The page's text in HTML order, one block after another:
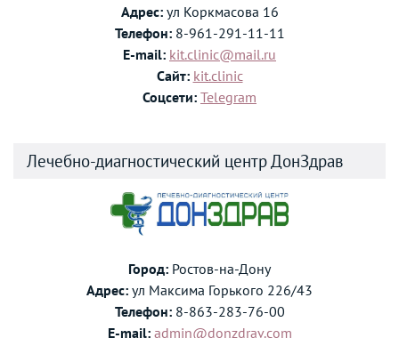
Адрес:ул Коркмасова 16
Телефон:8-961-291-11-11
E-mail: kit.clinic@mail.ru
Сайт: kit.clinic
Соцсети: Telegram
Лечебно-диагностический центр ДонЗдрав
Город: Ростов-на-Дону
Адрес: ул Максима Горького 226/43
Телефон:8-863-283-76-00
E-mail: admin@donzdrav.com